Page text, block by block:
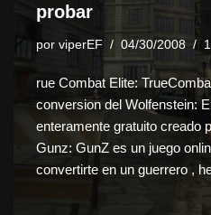
probar
por viperEF 04/30/2008
rue Combat Elite:
conversion del Wolfenstein:
enteramente gratuito creado
Gunz: GunZ es un juego
convertirte en un guerrero ,